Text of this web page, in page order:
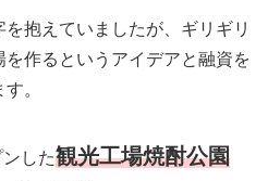
抱えていましたが、ギリギリ
作るというアイデアと融資を
。
した観光工場焼酎公園